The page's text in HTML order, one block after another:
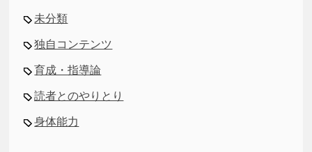
未分類
独自コンテンツ
育成・指導論
読者とのやりとり
身体能力